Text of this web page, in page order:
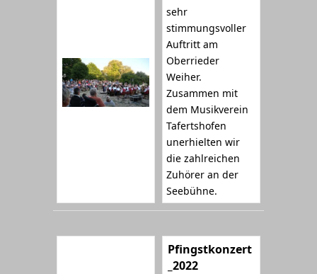
sehr
stimmungsvoller
Auftritt am
Oberrieder
Weiher.
Zusammen mit
dem Musikverein
Tafertshofen
unerhielten wir
die zahlreichen
Zuhörer an der
Seebühne.
Pfingstkonzert
_2022